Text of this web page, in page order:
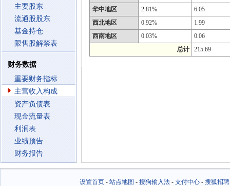
主要股东
流通股股东
基金持仓
限售股解禁表
财务数据
重要财务指标
主营收入构成
资产负债表
现金流量表
利润表
业绩预告
财务报告
华中地区
2.81%
6.05
西北地区
0.92%
1.99
西南地区
0.03%
0.06
总计
215.69
设置首页- 站点地图 - 搜狗输入法- 支付中心- 搜狐招聘